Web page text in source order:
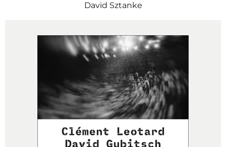
David Sztanke